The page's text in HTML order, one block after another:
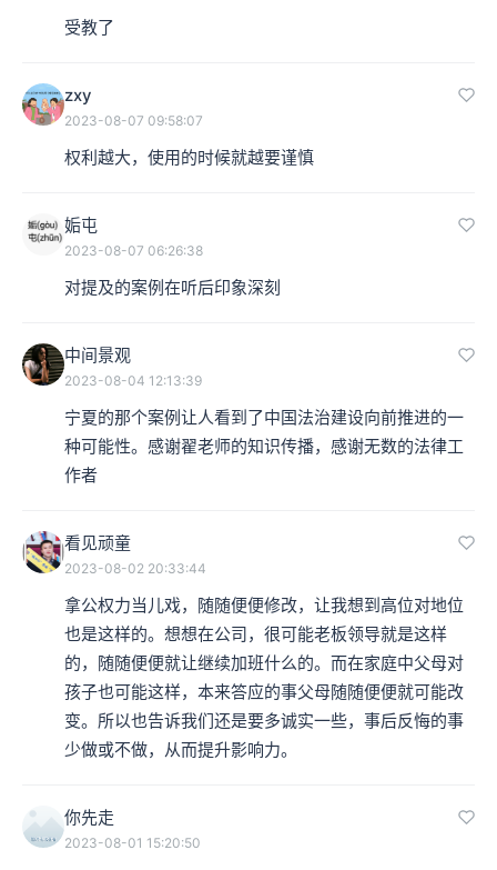
受教了
zxy
2023-08-07 09:58:07
权利越大，使用的时候就越要谨慎
姤屯
2023-08-07 06:26:38
对提及的案例在听后印象深刻
中间景观
2023-08-04 12:13:39
宁夏的那个案例让人看到了中国法治建设向前推进的一
种可能性。感谢翟老师的知识传播，感谢无数的法律工
作者
看见顽童
2023-08-02 20:33:44
拿公权力当儿戏，随随便便修改，让我想到高位对地位
也是这样的。想想在公司，很可能老板领导就是这样
的，随随便便就让继续加班什么的。而在家庭中父母对
孩子也可能这样，本来答应的事父母随随便便就可能改
变。所以也告诉我们还是要多诚实一些，事后反悔的事
少做或不做，从而提升影响力。
你先走
2023-08-01 15:20:50